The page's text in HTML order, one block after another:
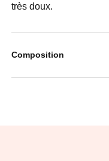
très doux.
Composition